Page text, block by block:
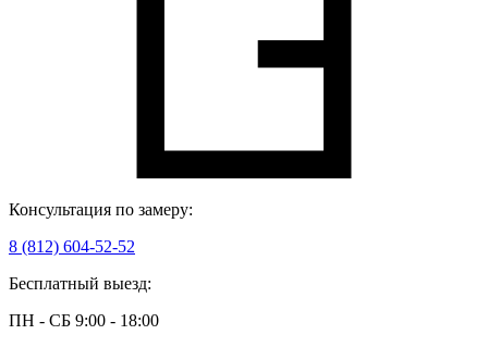
Консультация по замеру:
8 (812) 604-52-52
Бесплатный выезд:
ПН - СБ 9:00 - 18:00